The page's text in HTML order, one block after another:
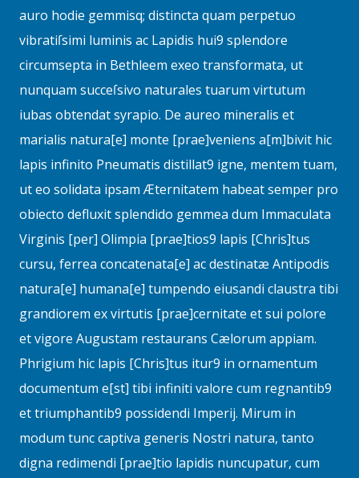
auro hodie gemmisq; distincta quam perpetuo
vibratiſsimi luminis ac Lapidis hui9 splendore
circumsepta in Bethleem exeo transformata, ut
nunquam succeſsivo naturales tuarum virtutum
iubas obtendat syrapio. De aureo mineralis et
marialis natura[e] monte [prae]veniens a[m]bivit hic
lapis infinito Pneumatis distillat9 igne, mentem tuam,
ut eo solidata ipsam Æternitatem habeat semper pro
obiecto defluxit splendido gemmea dum Immaculata
Virginis [per] Olimpia [prae]tios9 lapis [Chris]tus
cursu, ferrea concatenata[e] ac destinatæ Antipodis
natura[e] humana[e] tumpendo eiusandi claustra tibi
grandiorem ex virtutis [prae]cernitate et sui polore
et vigore Augustam restaurans Cælorum appiam.
Phrigium hic lapis [Chris]tus itur9 in ornamentum
documentum e[st] tibi infiniti valore cum regnantib9
et triumphantib9 possidendi Imperij. Mirum in
modum tunc captiva generis Nostri natura, tanto
digna redimendi [prae]tio lapidis nuncupatur, cum